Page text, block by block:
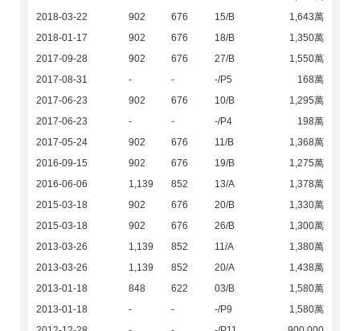
2018-03-22
902 676 15/B
1,643萬
2018-01-17
902 676 18/B
1,350萬
2017-09-28
902 676 27/B
1,550萬
2017-08-31
- - -/P5
168萬
2017-06-23
902 676 10/B
1,295萬
2017-06-23
- - -/P4
198萬
2017-05-24
902 676 11/B
1,368萬
2016-09-15
902 676 19/B
1,275萬
2016-06-06
1,139 852 13/A
1,378萬
2015-03-18
902 676 20/B
1,330萬
2015-03-18
902 676 26/B
1,300萬
2013-03-26
1,139 852 11/A
1,380萬
2013-03-26
1,139 852 20/A
1,438萬
2013-01-18
848 622 03/B
1,580萬
2013-01-18
- - -/P9
1,580萬